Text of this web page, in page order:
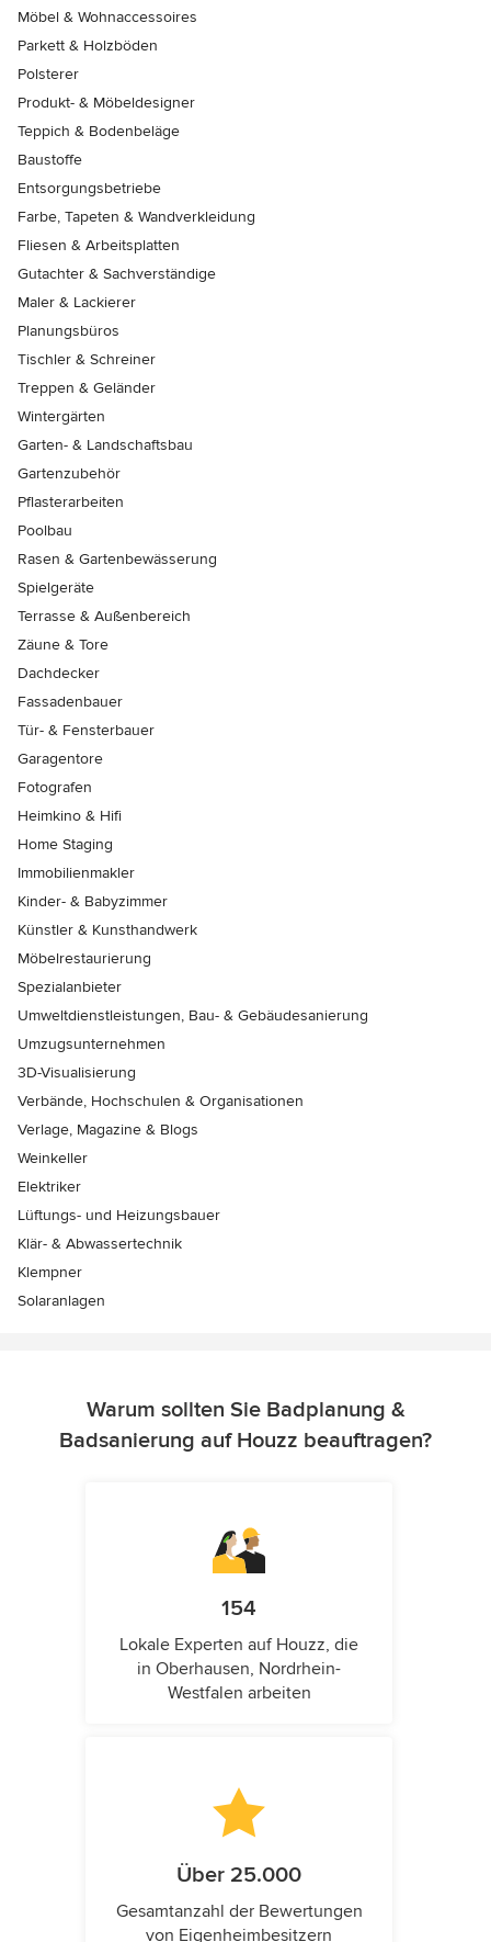
Möbel & Wohnaccessoires
Parkett & Holzböden
Polsterer
Produkt- & Möbeldesigner
Teppich & Bodenbeläge
Baustoffe
Entsorgungsbetriebe
Farbe, Tapeten & Wandverkleidung
Fliesen & Arbeitsplatten
Gutachter & Sachverständige
Maler & Lackierer
Planungsbüros
Tischler & Schreiner
Treppen & Geländer
Wintergärten
Garten- & Landschaftsbau
Gartenzubehör
Pflasterarbeiten
Poolbau
Rasen & Gartenbewässerung
Spielgeräte
Terrasse & Außenbereich
Zäune & Tore
Dachdecker
Fassadenbauer
Tür- & Fensterbauer
Garagentore
Fotografen
Heimkino & Hifi
Home Staging
Immobilienmakler
Kinder- & Babyzimmer
Künstler & Kunsthandwerk
Möbelrestaurierung
Spezialanbieter
Umweltdienstleistungen, Bau- & Gebäudesanierung
Umzugsunternehmen
3D-Visualisierung
Verbände, Hochschulen & Organisationen
Verlage, Magazine & Blogs
Weinkeller
Elektriker
Lüftungs- und Heizungsbauer
Klär- & Abwassertechnik
Klempner
Solaranlagen
Warum sollten Sie Badplanung &
Badsanierung auf Houzz beauftragen?
154
Lokale Experten auf Houzz, die
in Oberhausen, Nordrhein-
Westfalen arbeiten
Über 25.000
Gesamtanzahl der Bewertungen
von Eigenheimbesitzern